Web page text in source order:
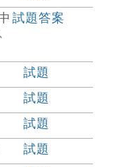
試題答案
試題
試題
試題
試題